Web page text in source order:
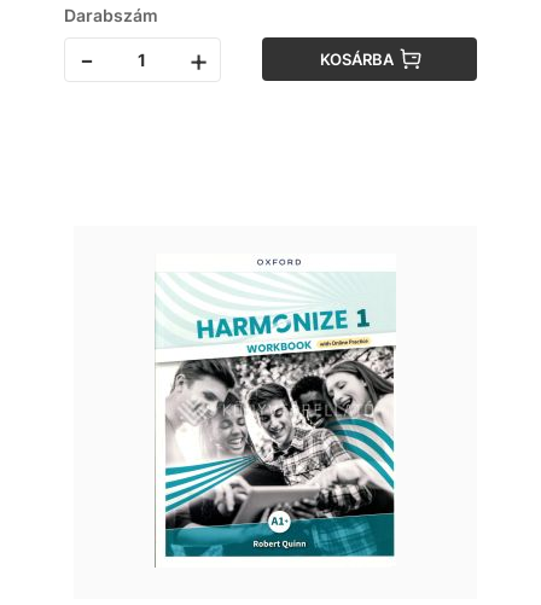
Darabszám
- + KOSÁRBA